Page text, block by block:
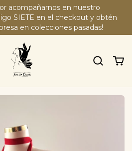
acompañarnos en nuestro
SIETE en el checkout y obtén
en colecciones pasadas!